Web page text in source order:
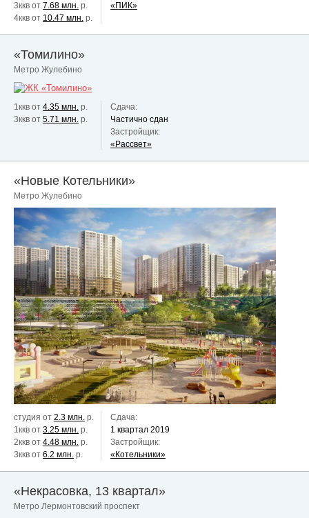
3ккв от 7.68 млн. р.
4ккв от 10.47 млн. р.
«ПИК»
«Томилино»
Метро Жулебино
1ккв от 4.35 млн. р.
3ккв от 5.71 млн. р.
Сдача:
Частично сдан
Застройщик:
«Рассвет»
«Новые Котельники»
Метро Жулебино
студия от 2.3 млн. р.
1ккв от 3.25 млн. р.
2ккв от 4.48 млн. р.
3ккв от 6.2 млн. р.
Сдача:
1 квартал 2019
Застройщик:
«Котельники»
«Некрасовка, 13 квартал»
Метро Лермонтовский проспект